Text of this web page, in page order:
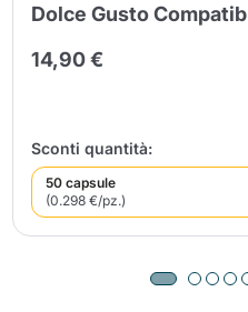
Dolce Gusto
14,90 €
Sconti quantità:
50 capsule
(0.298 €/pz.)